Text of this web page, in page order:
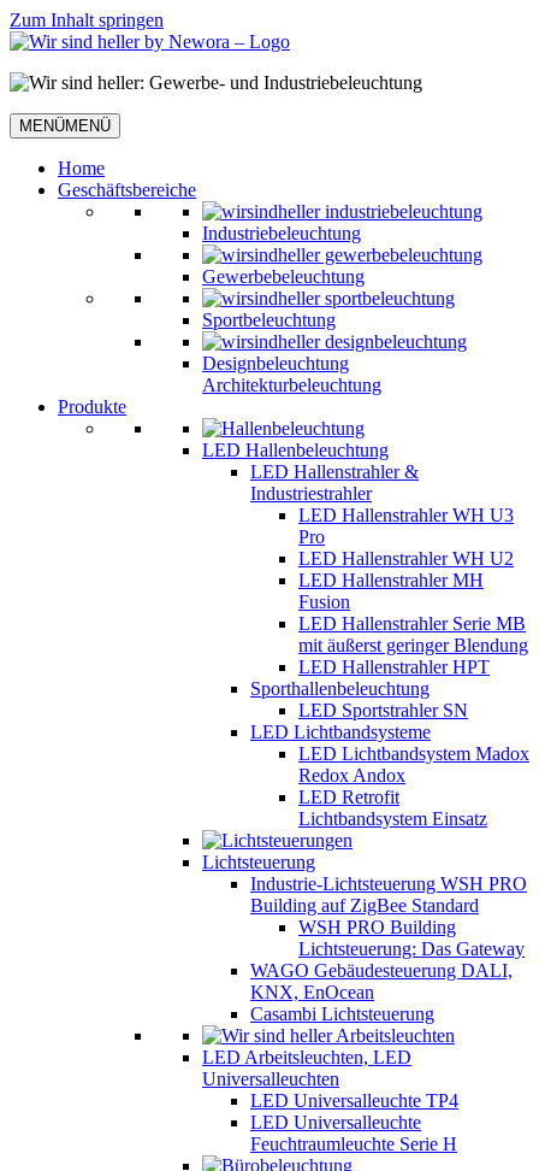
Zum Inhalt springen
MENÜMENÜ
Home
Geschäftsbereiche
Industriebeleuchtung
Gewerbebeleuchtung
Sportbeleuchtung
Designbeleuchtung
Architekturbeleuchtung
Produkte
LED Hallenbeleuchtung
LED Hallenstrahler &
Industriestrahler
LED Hallenstrahler WH U3
Pro
LED Hallenstrahler WH U2
LED Hallenstrahler MH
Fusion
LED Hallenstrahler Serie MB
mit äußerst geringer Blendung
LED Hallenstrahler HPT
Sporthallenbeleuchtung
LED Sportstrahler SN
LED Lichtbandsysteme
LED Lichtbandsystem Madox
Redox Andox
LED Retrofit
Lichtbandsystem Einsatz
Lichtsteuerung
Industrie-Lichtsteuerung WSH PRO
Building auf ZigBee Standard
WSH PRO Building
Lichtsteuerung: Das Gateway
WAGO Gebäudesteuerung DALI,
KNX, EnOcean
Casambi Lichtsteuerung
LED Arbeitsleuchten, LED
Universalleuchten
LED Universalleuchte TP4
LED Universalleuchte
Feuchtraumleuchte Serie H